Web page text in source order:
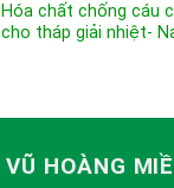
Hóa chất chống cáu
cho tháp giải nhiệt-
VŨ HOÀNG